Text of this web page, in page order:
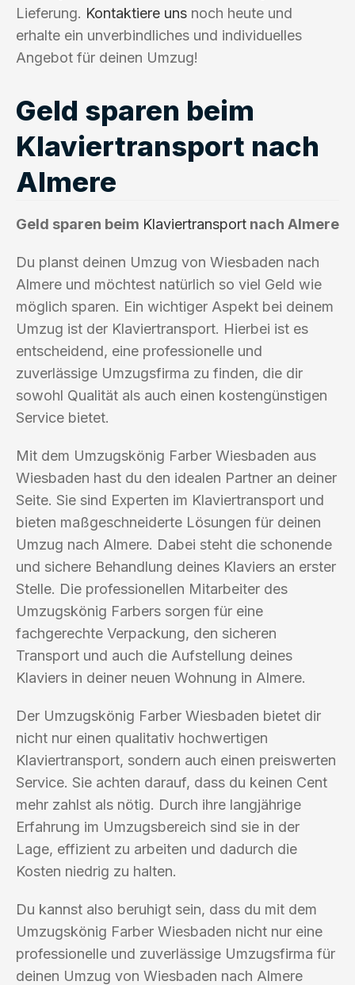
Lieferung. Kontaktiere uns noch heute und
erhalte ein unverbindliches und individuelles
Angebot für deinen Umzug!
Geld sparen beim
Klaviertransport nach
Almere
Geld sparen beim Klaviertransport nach Almere
Du planst deinen Umzug von Wiesbaden nach
Almere und möchtest natürlich so viel Geld wie
möglich sparen. Ein wichtiger Aspekt bei deinem
Umzug ist der Klaviertransport. Hierbei ist es
entscheidend, eine professionelle und
zuverlässige Umzugsfirma zu finden, die dir
sowohl Qualität als auch einen kostengünstigen
Service bietet.
Mit dem Umzugskönig Farber Wiesbaden aus
Wiesbaden hast du den idealen Partner an deiner
Seite. Sie sind Experten im Klaviertransport und
bieten maßgeschneiderte Lösungen für deinen
Umzug nach Almere. Dabei steht die schonende
und sichere Behandlung deines Klaviers an erster
Stelle. Die professionellen Mitarbeiter des
Umzugskönig Farbers sorgen für eine
fachgerechte Verpackung, den sicheren
Transport und auch die Aufstellung deines
Klaviers in deiner neuen Wohnung in Almere.
Der Umzugskönig Farber Wiesbaden bietet dir
nicht nur einen qualitativ hochwertigen
Klaviertransport, sondern auch einen preiswerten
Service. Sie achten darauf, dass du keinen Cent
mehr zahlst als nötig. Durch ihre langjährige
Erfahrung im Umzugsbereich sind sie in der
Lage, effizient zu arbeiten und dadurch die
Kosten niedrig zu halten.
Du kannst also beruhigt sein, dass du mit dem
Umzugskönig Farber Wiesbaden nicht nur eine
professionelle und zuverlässige Umzugsfirma für
deinen Umzug von Wiesbaden nach Almere